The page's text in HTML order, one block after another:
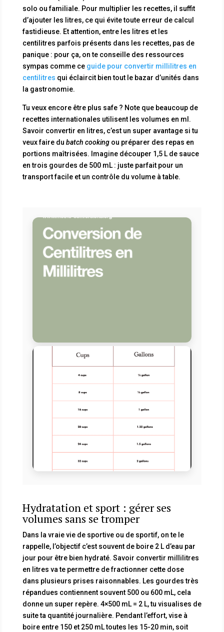
solo ou familiale. Pour multiplier les recettes, il suffit
d’ajouter les litres, ce qui évite toute erreur de calcul
fastidieuse. Et attention, entre les litres et les
centilitres parfois présents dans les recettes, pas de
panique : pour ça, on te conseille des ressources
sympas comme ce guide pour convertir millilitres en
centilitres qui éclaircit bien tout le bazar d’unités dans
la gastronomie.
Tu veux encore être plus safe ? Note que beaucoup de
recettes internationales utilisent les volumes en ml.
Savoir convertir en litres, c’est un super avantage si tu
veux faire du batch cookingou préparer des repas en
portions maîtrisées. Imagine découper 1,5 L de sauce
en trois gourdes de 500 mL : juste parfait pour un
transport facile et un contrôle du volume à table.
Hydratation et sport : gérer ses
volumes sans se tromper
Dans la vraie vie de sportive ou de sportif, on te le
rappelle, l’objectif c’est souvent de boire 2 L d’eau par
jour pour être bien hydraté. Savoir convertir millilitres
en litres va te permettre de fractionner cette dose
dans plusieurs prises raisonnables. Les gourdes très
répandues contiennent souvent 500 ou 600 mL, cela
donne un super repère. 4×500 mL = 2 L, tu visualises de
suite ta quantité journalière. Pendant l’effort, vise à
boire entre 150 et 250 mL toutes les 15-20 min, soit